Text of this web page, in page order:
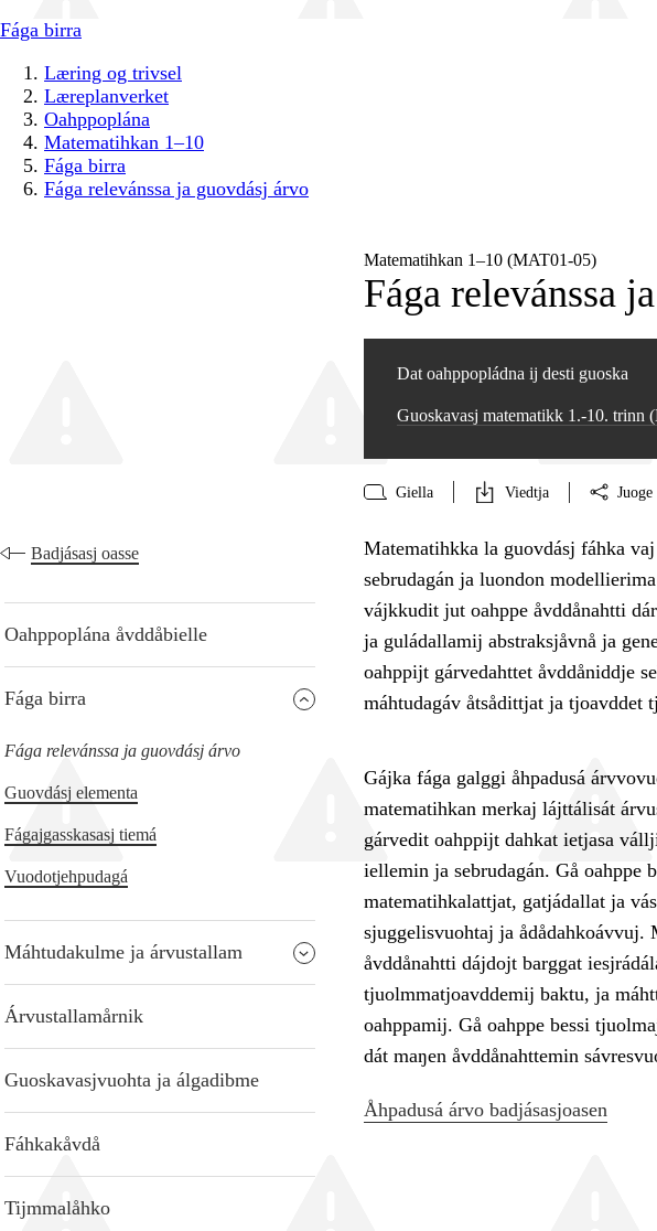
Fága birra
Læring og trivsel
Læreplanverket
Oahppoplána
Matematihkan 1–10
Fága birra
Fága relevánssa ja guovdásj árvo
Matematihkan 1–10 (MAT01‑05)
Fága relevánssa
Dat oahppopládna ij desti guoska
Guoskavasj matematikk 1.-10. trinn
Giella Viedtja Juoge
Badjásasj oasse
Oahppoplána åvddåbielle
Fága birra
Fága relevánssa ja guovdásj árvo
Guovdásj elementa
Fágajgasskasasj tiemá
Vuodotjehpudagá
Máhtudakulme ja árvustallam
Árvustallamårnik
Guoskavasjvuohta ja álgadibme
Fáhkakåvdå
Tijmmalåhko
Matematihkka la guovdásj fáhka
sebrudagán ja luondon
vájkkudit jut oahppe åvddånahtti
ja guládallamij abstraksjåvnå ja
oahppijt gárvedahttet åvddåniddje
máhtudagáv åtsådittjat ja tjoavddet
Gájka fága galggi åhpadusá
matematihkan merkaj lájttálisát
gárvedit oahppijt dahkat ietjasa
iellemin ja sebrudagán. Gå oahppe
matematihkalattjat, gatjádallat ja
sjuggelisvuohtaj ja
åvddånahtti dájdojt barggat
tjuolmmatjoavddemij baktu, ja
oahppamij. Gå oahppe bessi
dát maŋen åvddånahttemin
Åhpadusá árvo badjásasjoasen